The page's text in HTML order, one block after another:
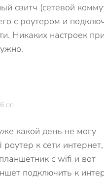
свитч (сетевой
с роутером и
Никаких настроек
пп
какой день не могу
к сети
с wifi и вот
подключить к